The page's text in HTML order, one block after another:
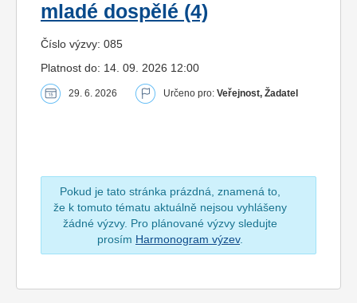
mladé dospělé (4)
Číslo výzvy: 085
Platnost do: 14. 09. 2026 12:00
29. 6. 2026 Určeno pro: Veřejnost, Žadatel
Pokud je tato stránka prázdná, znamená to,
že k tomuto tématu aktuálně nejsou vyhlášeny
žádné výzvy. Pro plánované výzvy sledujte
prosím Harmonogram výzev.